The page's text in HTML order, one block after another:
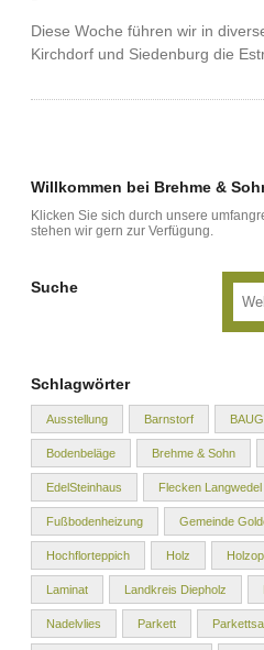
Diese Woche führen wir in
Kirchdorf und Siedenburg die
Willkommen bei Brehme &
Klicken Sie sich durch unsere
stehen wir gern zur Verfügung.
Suche
Schlagwörter
Ausstellung Barnstorf
Bodenbeläge Brehme & Sohn
EdelSteinhaus Flecken Langwedel
Fußbodenheizung Gemeinde
Hochflorteppich Holz
Laminat Landkreis Diepholz
Nadelvlies Parkett